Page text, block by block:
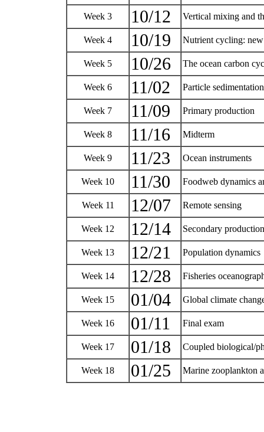
Week 3 10/12 Vertical mixing and
Week 4 10/19 Nutrient cycling:
Week 5 10/26 The ocean carbon
Week 6 11/02 Particle
Week 7 11/09 Primary production
Week 8 11/16 Midterm
Week 9 11/23 Ocean instruments
Week 10 11/30 Foodweb dynamics
Week 11 12/07 Remote sensing
Week 12 12/14 Secondary
Week 13 12/21 Population dynamics
Week 14 12/28 Fisheries
Week 15 01/04 Global climate
Week 16 01/11 Final exam
Week 17 01/18 Coupled biological/
Week 18 01/25 Marine zooplankton